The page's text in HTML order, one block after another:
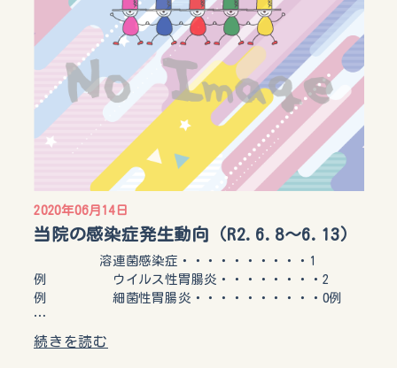
2020年06月14日
当院の感染症発生動向（R2.6.8～6.13）
溶連菌感染症・・・・・・・・・・1
例 ウイルス性胃腸炎・・・・・・・・2
例 細菌性胃腸炎・・・・・・・・・・0例
…
続きを読む